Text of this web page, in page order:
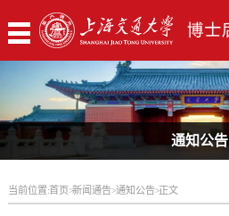
通知公告
当前位置:首页>新闻通告>通知公告>正文